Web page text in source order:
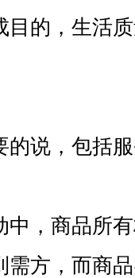
目的，生活
的说，包括
中，商品所
需方，而商